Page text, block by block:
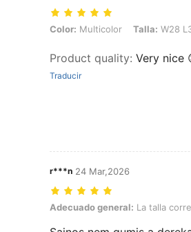
Color: Multicolor, Talla: W28 L32
Color: Multicolor Talla: W28
Product quality: Very nice
Traducir
r***n 24 Mar,2026
Adecuado general: La talla
Adecuado general: La talla